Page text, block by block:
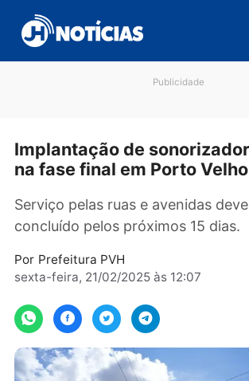
para
conteúdo
Implantação de
Serviço pelas ruas e avenidas
concluído pelos próximos 15
Prefeitura PVH
sexta-feira, 21/02/2025 às 12:07